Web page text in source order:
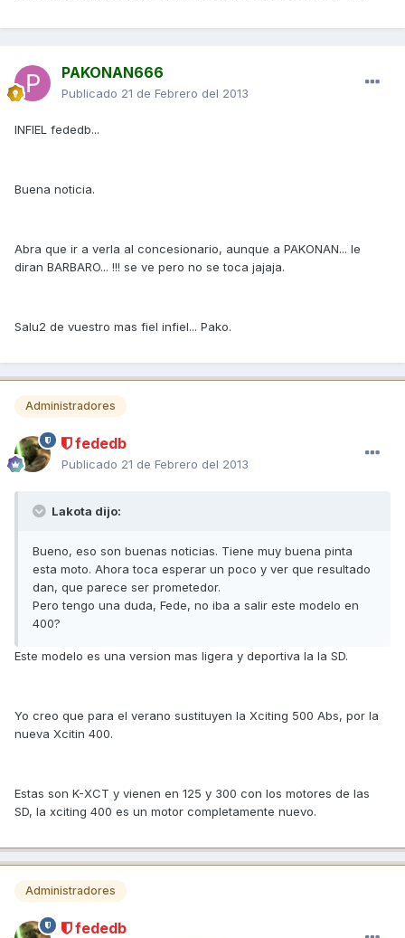
PAKONAN666
Publicado 21 de Febrero del 2013
INFIEL fededb...
Buena noticia.
Abra que ir a verla al concesionario, aunque a PAKONAN... le
diran BARBARO... !!! se ve pero no se toca jajaja.
Salu2 de vuestro mas fiel infiel... Pako.
Administradores
fededb
Publicado 21 de Febrero del 2013
Lakota dijo:
Bueno, eso son buenas noticias. Tiene muy buena pinta
esta moto. Ahora toca esperar un poco y ver que resultado
dan, que parece ser prometedor.
Pero tengo una duda, Fede, no iba a salir este modelo en
400?
Este modelo es una version mas ligera y deportiva la la SD.
Yo creo que para el verano sustituyen la Xciting 500 Abs, por la
nueva Xcitin 400.
Estas son K-XCT y vienen en 125 y 300 con los motores de las
SD, la xciting 400 es un motor completamente nuevo.
Administradores
fededb